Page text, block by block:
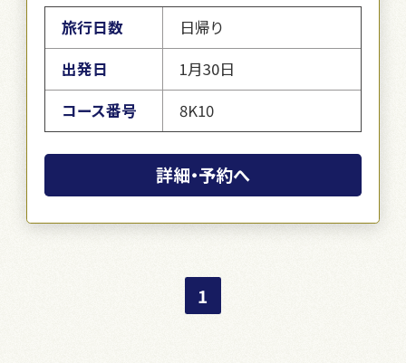
旅行日数
日帰り
出発日
1月30日
コース番号
8K10
詳細・予約へ
1